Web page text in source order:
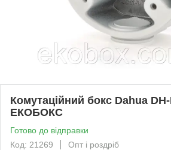
Комутаційний бокс Dahua
ЕКОБОКС
Готово до відправки
Код: 21269
Опт і роздріб